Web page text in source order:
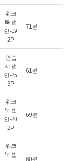
워크
북 법
인-19
2P
71분
연습
서 법
인-25
3P
61분
워크
북 법
인-20
2P
69분
워크
북 법
60분